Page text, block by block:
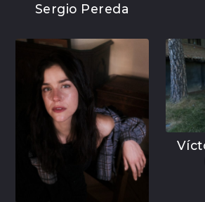
Sergio Pereda